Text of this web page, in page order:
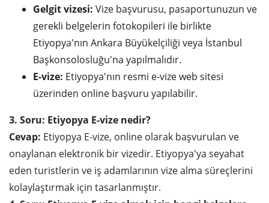
Gelgit vizesi: Vize başvurusu, pasaportunuzun ve
gerekli belgelerin fotokopileri ile birlikte
Etiyopya'nın Ankara Büyükelçiliği veya İstanbul
Başkonsolosluğu'na yapılmalıdır.
E-vize: Etiyopya'nın resmi e-vize web sitesi
üzerinden online başvuru yapılabilir.
3. Soru: Etiyopya E-vize nedir?
Cevap: Etiyopya E-vize, online olarak başvurulan ve
onaylanan elektronik bir vizedir. Etiyopya'ya seyahat
eden turistlerin ve iş adamlarının vize alma süreçlerini
kolaylaştırmak için tasarlanmıştır.